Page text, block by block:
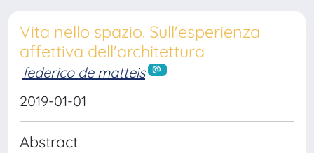
Vita nello spazio. Sull'esperienza
affettiva dell'architettura
federico de matteis
2019-01-01
Abstract